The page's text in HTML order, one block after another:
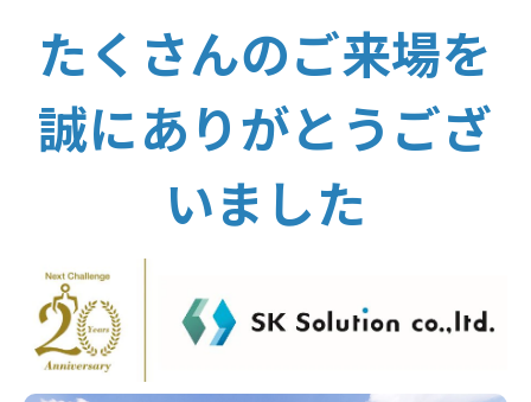
ブログ-お役立ち情報-
たくさんのご来場を
誠にありがとうござ
いました